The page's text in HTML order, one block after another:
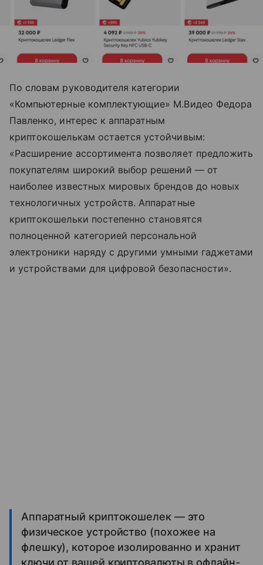
По словам руководителя категории
«Компьютерные комплектующие» М.Видео Федора
Павленко, интерес к аппаратным
криптокошелькам остается устойчивым:
«Расширение ассортимента позволяет предложить
покупателям широкий выбор решений — от
наиболее известных мировых брендов до новых
технологичных устройств. Аппаратные
криптокошельки постепенно становятся
полноценной категорией персональной
электроники наряду с другими умными гаджетами
и устройствами для цифровой безопасности».
Аппаратный криптокошелек — это
физическое устройство (похожее на
флешку), которое изолированно и хранит
ключи от вашей криптовалюты в офлайн-